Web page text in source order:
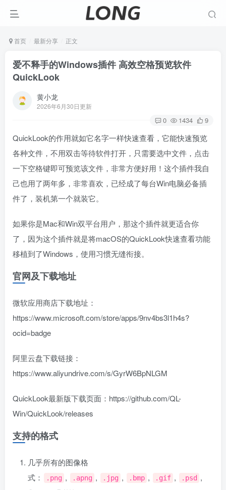
首页 最新分享 正文
爱不释手的Windows插件 高效空格预览软件
QuickLook
黄小龙
2026年6月30日更新
0 1434 9
QuickLook的作用就如它名字一样快速查看，它能快速预览
各种文件，不用双击等待软件打开，只需要选中文件，点击
一下空格键即可预览该文件，非常方便好用！这个插件我自
己也用了两年多，非常喜欢，已经成了每台Win电脑必备插
件了，装机第一个就装它。
如果你是Mac和Win双平台用户，那这个插件就更适合你
了，因为这个插件就是将macOS的QuickLook快速查看功能
移植到了Windows，使用习惯无缝衔接。
官网及下载地址
微软应用商店下载地址：
https://www.microsoft.com/store/apps/9nv4bs3l1h4s?
ocid=badge
阿里云盘下载链接：
https://www.aliyundrive.com/s/GyrW6BpNLGM
QuickLook最新版下载页面：https://github.com/QL-
Win/QuickLook/releases
支持的格式
几乎所有的图像格
式：
.png , .apng , .jpg , .bmp , .gif , .psd ,